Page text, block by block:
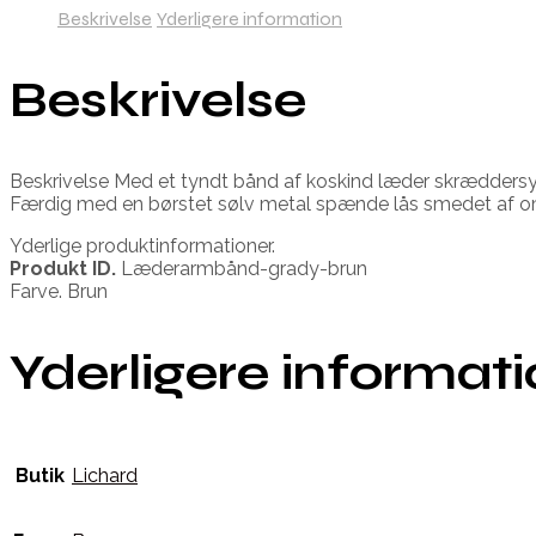
Beskrivelse Yderligere information
Beskrivelse
Beskrivelse Med et tyndt bånd af koskind læder
Færdig med en børstet sølv metal spænde lås smedet af
Yderlige produktinformationer.
Produkt ID. Læderarmbånd-grady-brun
Farve. Brun
Yderligere
Butik Lichard